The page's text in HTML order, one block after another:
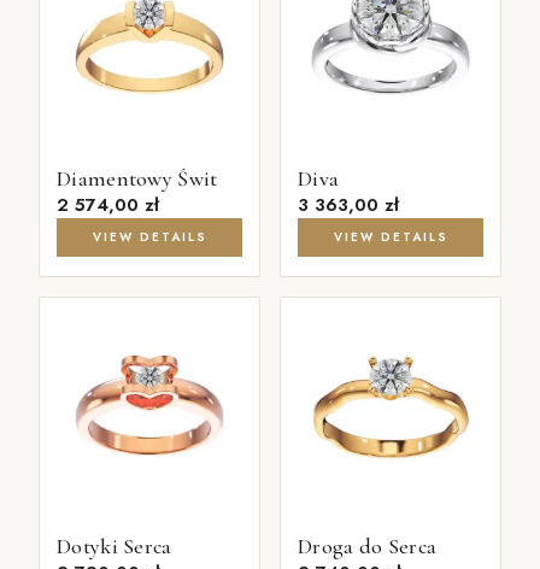
Diamentowy Świt
2 574,00 zł
VIEW DETAILS
Diva
3 363,00 zł
VIEW DETAILS
Dotyki Serca
Droga do Serca